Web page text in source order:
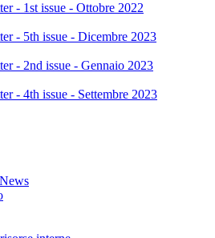
- 1st issue - Ottobre 2022
- 5th issue - Dicembre 2023
- 2nd issue - Gennaio 2023
- 4th issue - Settembre 2023